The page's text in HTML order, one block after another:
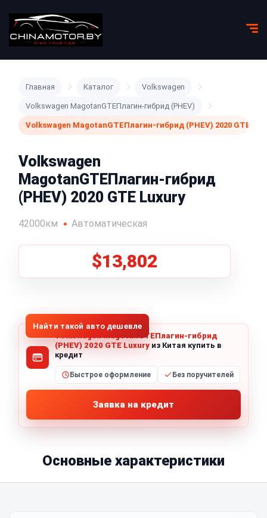
Главная Каталог Volkswagen
Volkswagen MagotanGTEПлагин-гибрид (PHEV)
Volkswagen MagotanGTEПлагин-гибрид (PHEV) 2020 GTE
Volkswagen
MagotanGTEПлагин-гибрид
(PHEV) 2020 GTE Luxury
42000км Автоматическая
$13,802
Найти такой авто дешевле
Volkswagen MagotanGTEПлагин-гибрид
(PHEV) 2020 GTE Luxury из Китая купить в
кредит
Быстрое оформление Без поручителей
Заявка на кредит
Основные характеристики